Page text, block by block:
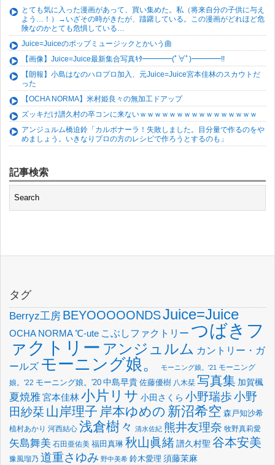
とても気に入った漫画があって、買い集めた。私（将来自分の子供に与え
よう…！）→いざその時がきたが、躊躇している。この漫画がどれほど危
険なのかとても危惧している…
Juice=Juiceのポップミュージックとかいう曲
【画像】Juice=Juice最新集合写真ｷﾀ━━━━(ﾟ∀ﾟ)━━━━!!
【朗報】小島はなのハロプロ加入、元Juice=Juice宮本佳林のスカウトだ
った
【OCHA NORMA】米村姫良々の無加工ドアップ
ズッキだけ譜久村の卒コンに来ないｗｗｗｗｗｗｗｗｗｗｗｗｗｗｗｗ
アンジュルム橋迫鈴「カルボナーラ！失敗しました。目分量で作るのをや
めましょう。いきなりプロの方のレシピで作ろうとするのも」
記事検索
タグ
Berryz工房 BEYOOOOONDSJuice=Juice
OCHA NORMA℃-ute こぶしファクトリー つばきフ
ァクトリー アンジュルム カントリー・ガ
ールズ モーニング娘。 モーニング娘。'21 モーニング
娘。'22 モーニング娘。'20 中島早貴 佐藤優樹 八木栞 写真集 加賀楓
夏焼雅宮本佳林小片リサ 小田さくら 小野瑞歩小野
田紗栞 山岸理子 岸本ゆめの 新沼希空 森戸知沙希
植村あかり 河西結心 浅倉樹々 清水佐紀 熊井友理奈 牧野真莉愛
矢島舞美 石田亜佑美 福田真琳 秋山眞緒譜久村聖 谷本安美
豫風瑠乃 道重さゆみ 野中美希 鈴木愛理 須藤茉麻